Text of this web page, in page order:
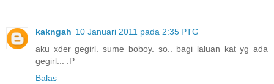
kakngah 10 Januari 2011 pada 2:35 PTG
aku xder gegirl. sume boboy. so.. bagi laluan kat yg ada
gegirl... :P
Balas